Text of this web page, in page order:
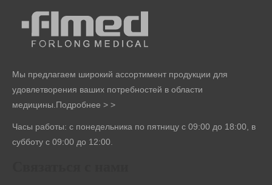
Мы предлагаем широкий ассортимент продукции для
удовлетворения ваших потребностей в области
медицины. Подробнее > >
Часы работы: с понедельника по пятницу с 09:00 до 18:00, в
субботу с 09:00 до 12:00.